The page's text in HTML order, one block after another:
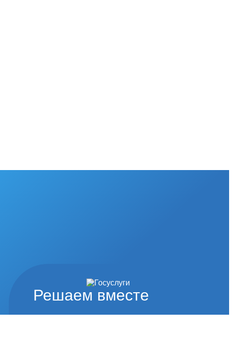
Решаем вместе